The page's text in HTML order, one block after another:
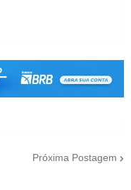
Próxima Postagem